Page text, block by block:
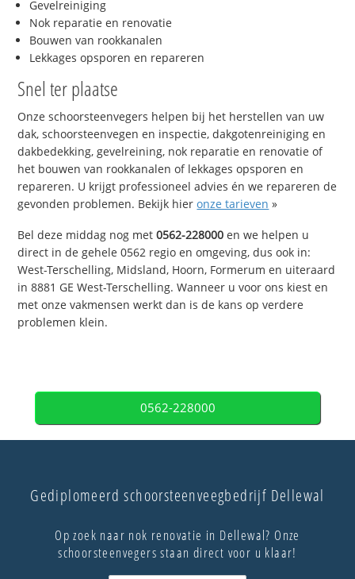
Gevelreiniging
Nok reparatie en renovatie
Bouwen van rookkanalen
Lekkages opsporen en repareren
Snel ter plaatse
Onze schoorsteenvegers helpen bij het herstellen van uw
dak, schoorsteenvegen en inspectie, dakgotenreiniging en
dakbedekking, gevelreining, nok reparatie en renovatie of
het bouwen van rookkanalen of lekkages opsporen en
repareren. U krijgt professioneel advies én we repareren de
gevonden problemen. Bekijk hieronze tarieven »
Bel deze middag nog met0562-228000 en we helpen u
direct in de gehele 0562 regio en omgeving, dus ook in:
West-Terschelling, Midsland, Hoorn, Formerum en uiteraard
in 8881 GE West-Terschelling. Wanneer u voor ons kiest en
met onze vakmensen werkt dan is de kans op verdere
problemen klein.
0562-228000
Gediplomeerd schoorsteenveegbedrijf Dellewal
Op zoek naar nok renovatie in Dellewal? Onze
schoorsteenvegers staan direct voor u klaar!